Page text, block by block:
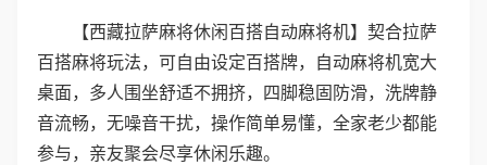
【西藏拉萨麻将休闲百搭自动麻将机】契合拉萨
百搭麻将玩法，可自由设定百搭牌，自动麻将机宽大
桌面，多人围坐舒适不拥挤，四脚稳固防滑，洗牌静
音流畅，无噪音干扰，操作简单易懂，全家老少都能
参与，亲友聚会尽享休闲乐趣。